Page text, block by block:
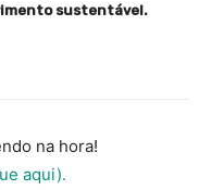
sustentável.
na hora!
aqui).